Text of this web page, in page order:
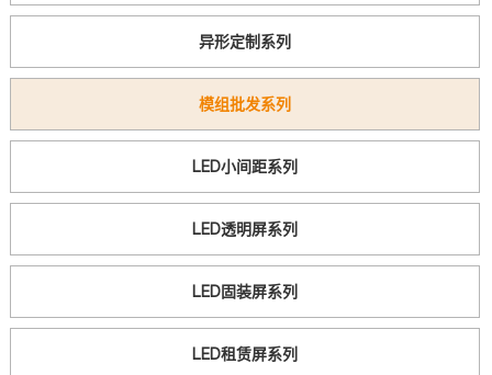
异形定制系列
模组批发系列
LED小间距系列
LED透明屏系列
LED固装屏系列
LED租赁屏系列